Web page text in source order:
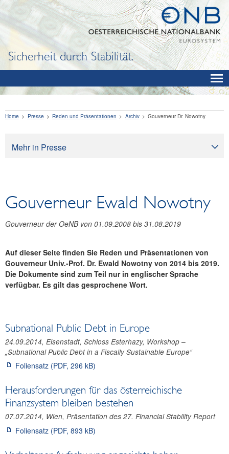
Sicherheit durch Stabilität.
Mehr in Presse
OeNB aktuell
OeNB-Podcast
Gouverneur Martin Kocher
Weitere Vortragende
Archiv
Fotos
Home Presse Reden und Präsentationen Archiv Gouverneur Dr. Nowotny
Gouverneur Ewald Nowotny
Gouverneur der OeNB von 01.09.2008 bis 31.08.2019
Auf dieser Seite finden Sie Reden und Präsentationen von
Gouverneur Univ.-Prof. Dr. Ewald Nowotny von 2014 bis 2019.
Die Dokumente sind zum Teil nur in englischer Sprache
verfügbar. Es gilt das gesprochene Wort.
Subnational Public Debt in Europe
24.09.2014, Eisenstadt, Schloss Esterhazy, Workshop –
„Subnational Public Debt in a Fiscally Sustainable Europe“
Foliensatz (PDF, 296 kB)
Herausforderungen für das österreichische
Finanzsystem bleiben bestehen
07.07.2014, Wien, Präsentation des 27. Financial Stability Report
Foliensatz (PDF, 893 kB)